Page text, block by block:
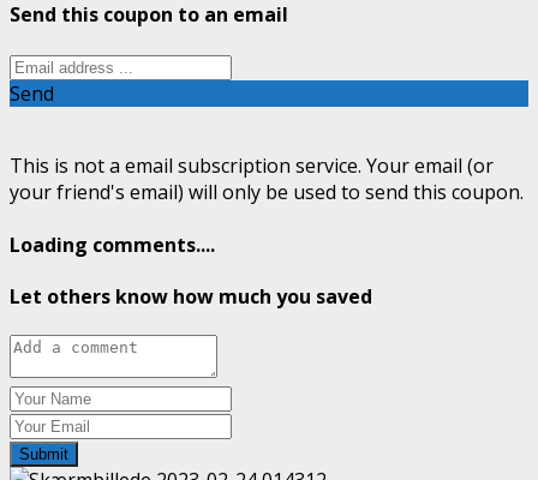
Send this coupon to an email
Send
This is not a email subscription service. Your email (or
your friend's email) will only be used to send this coupon.
Loading comments....
Let others know how much you saved
Submit